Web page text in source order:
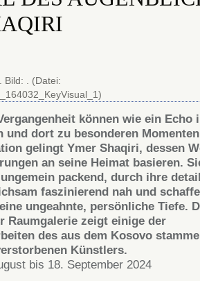
können wie ein Echo
und dort zu besonderen
gelingt Ymer Shaqiri, dessen
an seine Heimat basieren.
packend, durch ihre
faszinierend nah und
ungeahnte, persönliche Tiefe.
Raumgalerie zeigt einige der
des aus dem Kosovo
Künstlers.
bis 18. September 2024